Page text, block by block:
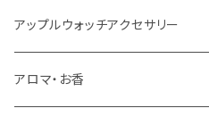
アップルウォッチアクセサリー
アロマ・お香